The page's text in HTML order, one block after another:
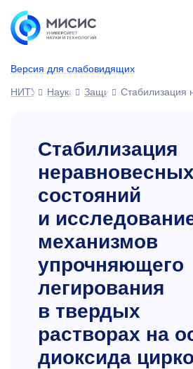
Версия для слабовидящих
НИТУ МИСИС
Наука Защиты диссертаций
Стабилизация
Стабилизация
неравновесных
состояний
и
механизмов
упрочняющего
легирования
в твердых
растворах на
диоксида